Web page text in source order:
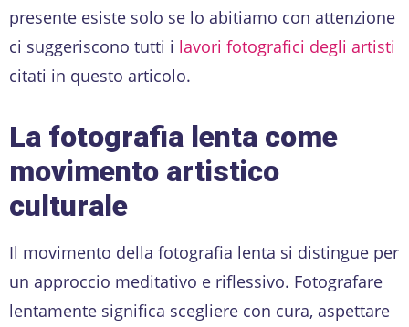
presente esiste solo se lo abitiamo con attenzione
ci suggeriscono tutti i lavori fotografici degli artisti
citati in questo articolo.
La fotografia lenta come
movimento artistico
culturale
Il movimento della fotografia lenta si distingue per
un approccio meditativo e riflessivo. Fotografare
lentamente significa scegliere con cura, aspettare